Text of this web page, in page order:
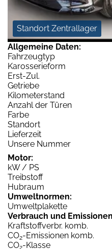
Standort Zentrallager
Allgemeine Daten:
Fahrzeugtyp
Karosserieform
Erst-Zul.
Getriebe
Kilometerstand
Anzahl der Türen
Farbe
Standort
Lieferzeit
Unsere Nummer
Motor:
kW / PS
Treibstoff
Hubraum
Umweltnormen:
Umweltplakette
Verbrauch und
Kraftstoffverbr. komb.
CO2-Emissionen komb.
CO2-Klasse